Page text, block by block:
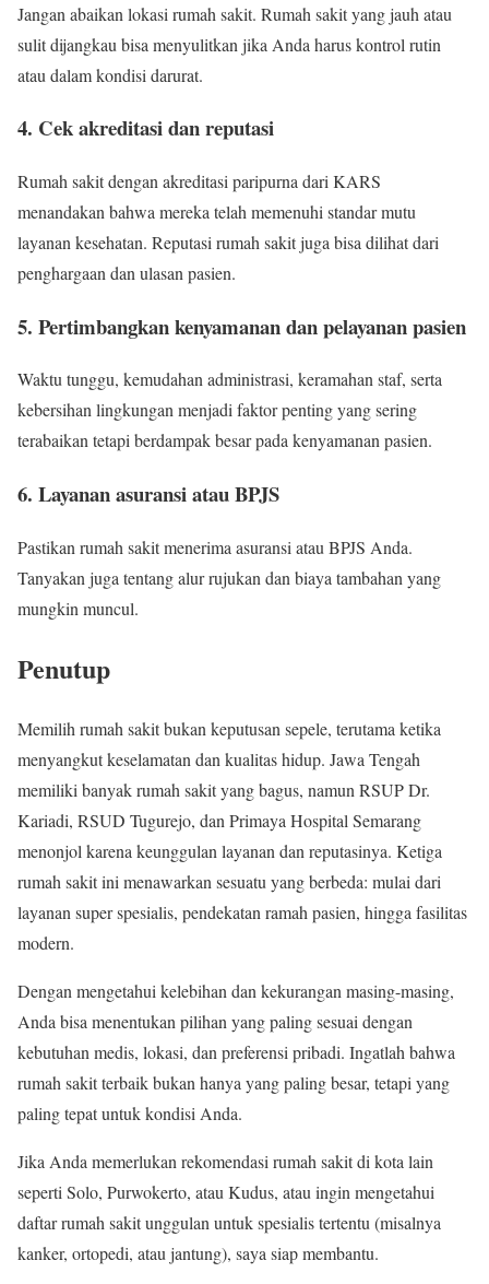
Jangan abaikan lokasi rumah sakit. Rumah sakit yang jauh atau
sulit dijangkau bisa menyulitkan jika Anda harus kontrol rutin
atau dalam kondisi darurat.
4. Cek akreditasi dan reputasi
Rumah sakit dengan akreditasi paripurna dari KARS
menandakan bahwa mereka telah memenuhi standar mutu
layanan kesehatan. Reputasi rumah sakit juga bisa dilihat dari
penghargaan dan ulasan pasien.
5. Pertimbangkan kenyamanan dan pelayanan pasien
Waktu tunggu, kemudahan administrasi, keramahan staf, serta
kebersihan lingkungan menjadi faktor penting yang sering
terabaikan tetapi berdampak besar pada kenyamanan pasien.
6. Layanan asuransi atau BPJS
Pastikan rumah sakit menerima asuransi atau BPJS Anda.
Tanyakan juga tentang alur rujukan dan biaya tambahan yang
mungkin muncul.
Penutup
Memilih rumah sakit bukan keputusan sepele, terutama ketika
menyangkut keselamatan dan kualitas hidup. Jawa Tengah
memiliki banyak rumah sakit yang bagus, namun RSUP Dr.
Kariadi, RSUD Tugurejo, dan Primaya Hospital Semarang
menonjol karena keunggulan layanan dan reputasinya. Ketiga
rumah sakit ini menawarkan sesuatu yang berbeda: mulai dari
layanan super spesialis, pendekatan ramah pasien, hingga fasilitas
modern.
Dengan mengetahui kelebihan dan kekurangan masing-masing,
Anda bisa menentukan pilihan yang paling sesuai dengan
kebutuhan medis, lokasi, dan preferensi pribadi. Ingatlah bahwa
rumah sakit terbaik bukan hanya yang paling besar, tetapi yang
paling tepat untuk kondisi Anda.
Jika Anda memerlukan rekomendasi rumah sakit di kota lain
seperti Solo, Purwokerto, atau Kudus, atau ingin mengetahui
daftar rumah sakit unggulan untuk spesialis tertentu (misalnya
kanker, ortopedi, atau jantung), saya siap membantu.